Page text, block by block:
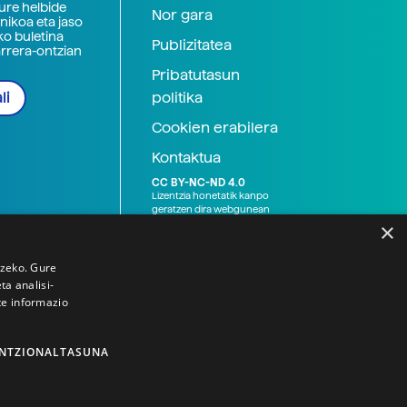
helbide
eta jaso
buletina
ontzian
Nor gara
Publizitatea
Pribatutasun
politika
Cookien erabilera
Kontaktua
CC BY-NC-ND 4.0
Lizentzia honetatik kanpo
geratzen dira webgunean
×
Gure
analisi-
informazio